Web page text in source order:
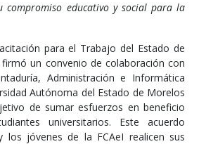
compromiso educativo y social para la
para el Trabajo del Estado de
un convenio de colaboración con
Administración e Informática
Autónoma del Estado de Morelos
de sumar esfuerzos en beneficio
universitarios. Este acuerdo
los jóvenes de la FCAeI realicen sus